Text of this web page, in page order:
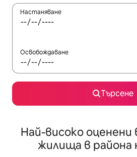
Настаняване
Освобождаване
Търсене
Най-високо оценени
жилища в района